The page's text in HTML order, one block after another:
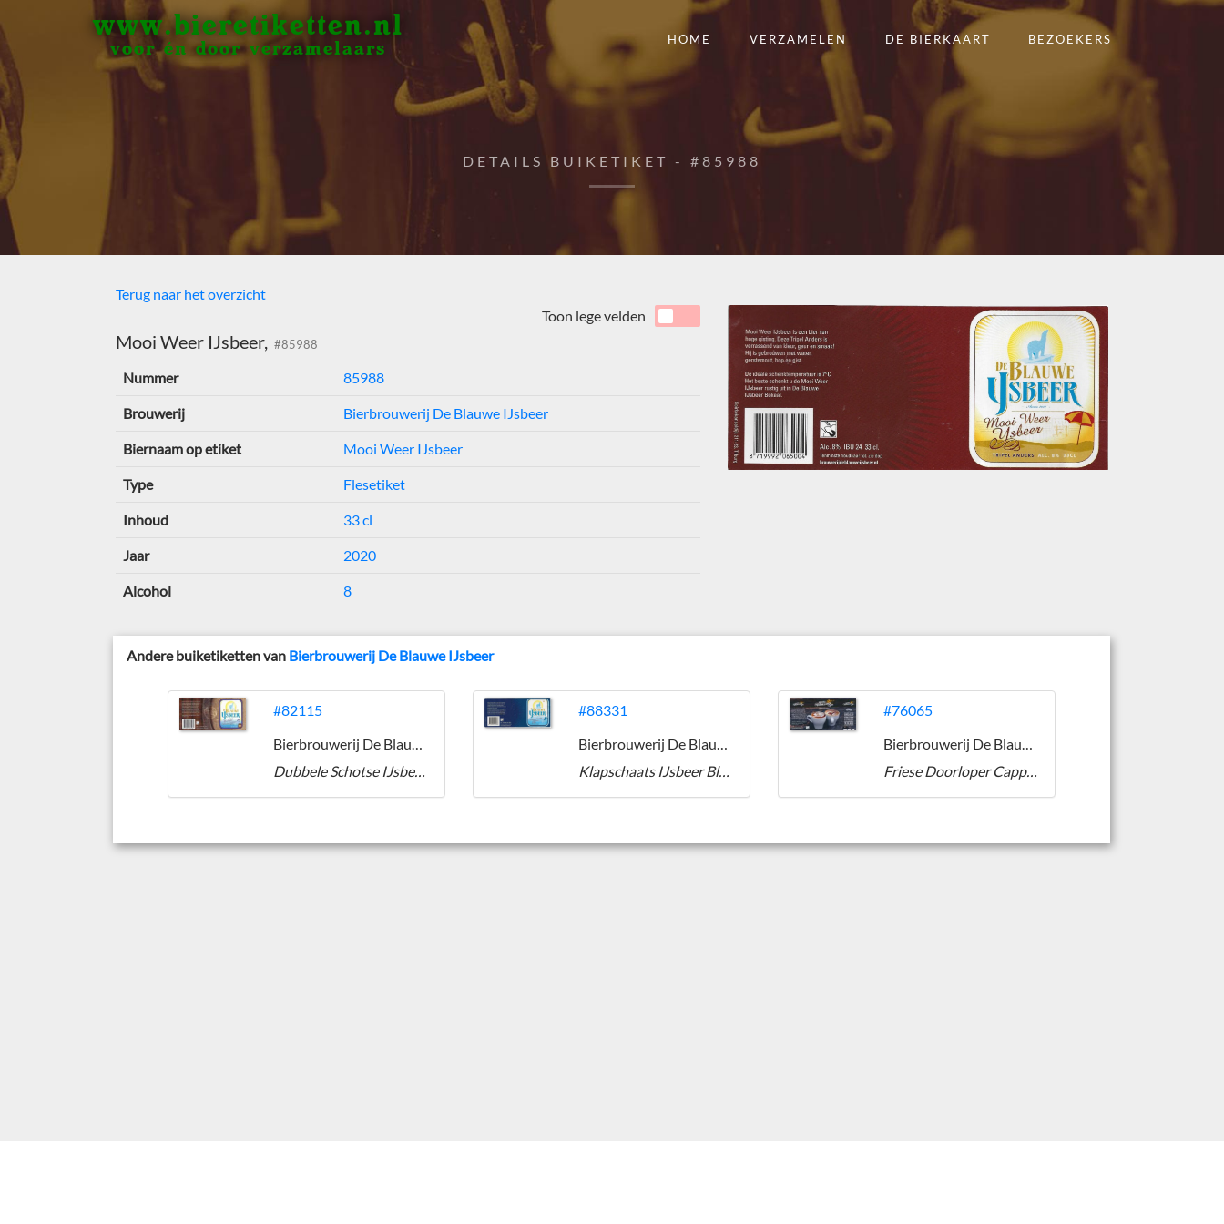
www.bieretiketten.nl
voor én door verzamelaars
HOME VERZAMELEN DE BIERKAART BEZOEKERS
DETAILS BUIKETIKET - #85988
Terug naar het overzicht
Mooi Weer IJsbeer, #85988
Toon lege velden
Nummer 85988
Brouwerij Bierbrouwerij De Blauwe IJsbeer
Biernaam op etiket Mooi Weer IJsbeer
Type Flesetiket
Inhoud 33 cl
Jaar 2020
Alcohol 8
Andere buiketiketten van Bierbrouwerij De Blauwe IJsbeer
#82115
Bierbrouwerij De Blauwe IJsbeer
Dubbele Schotse IJsbeer 2019
#88331
Bierbrouwerij De Blauwe IJsbeer
Klapschaats IJsbeer Blonde Barley Beer
#76065
Bierbrouwerij De Blauwe IJsbeer
Friese Doorloper Cappuccino Stout